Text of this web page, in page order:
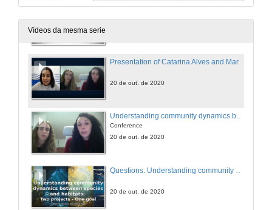
Vídeos da mesma serie
Rolda de preguntas. Ciencia Aberta: un novo xeito de concebir o traballo de investigación e difundir os resultados
20 de out. de 2020
Understanding community dynamics between species and habitats: Two projects – one goal genomica del mejillón y su micriobiota
Conference
20 de out. de 2020
20 de out. de 2020